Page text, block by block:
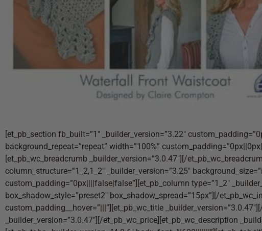
[et_pb_section fb_built=”1″ _builder_version=”3.22″
background_repeat=”repeat” width=”100%”
[et_pb_wc_breadcrumb _builder_version=”3.0.47″][/
column_structure=”1_2,1_2″ _builder_version=”3.25″
custom_padding=”0px||||false|false”][et_pb_column type=”1_2″
box_shadow_style=”preset2″ box_shadow_spread=”15px”][/
custom_padding__hover=”|||”][et_pb_wc_title
_builder_version=”3.0.47″][/et_pb_wc_price][et_pb_wc_description